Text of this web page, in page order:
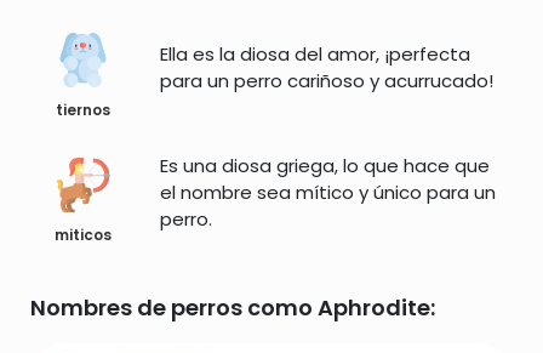
tiernos
Ella es la diosa del amor, ¡perfecta
para un perro cariñoso y acurrucado!
miticos
Es una diosa griega, lo que hace que
el nombre sea mítico y único para un
perro.
Nombres de perros como Aphrodite: